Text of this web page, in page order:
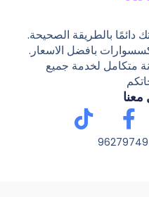
دائمًا بالطريقة الصحيحة.
بافضل الاسعار.
متكامل لخدمة جميع
Tiktok
f